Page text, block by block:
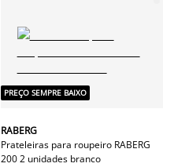
PREÇO SEMPRE BAIXO
RABERG
Prateleiras para roupeiro RABERG
200 2 unidades branco